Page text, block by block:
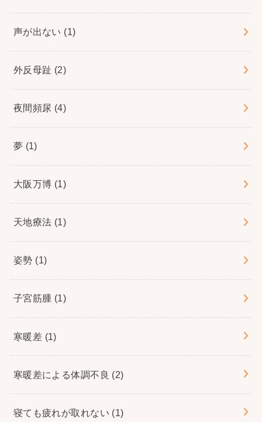
声が出ない (1)
外反母趾 (2)
夜間頻尿 (4)
夢 (1)
大阪万博 (1)
天地療法 (1)
姿勢 (1)
子宮筋腫 (1)
寒暖差 (1)
寒暖差による体調不良 (2)
寝ても疲れが取れない (1)